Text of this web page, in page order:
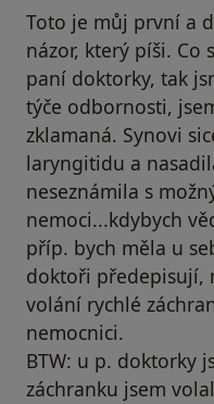
Toto je můj první a
názor, který píši. Co
paní doktorky, tak
týče odbornosti,
zklamaná. Synovi
laryngitidu a
neseznámila s
nemoci...kdybych
příp. bych měla u
doktoři předepisují,
volání rychlé
nemocnici.
BTW: u p. doktorky
záchranku jsem